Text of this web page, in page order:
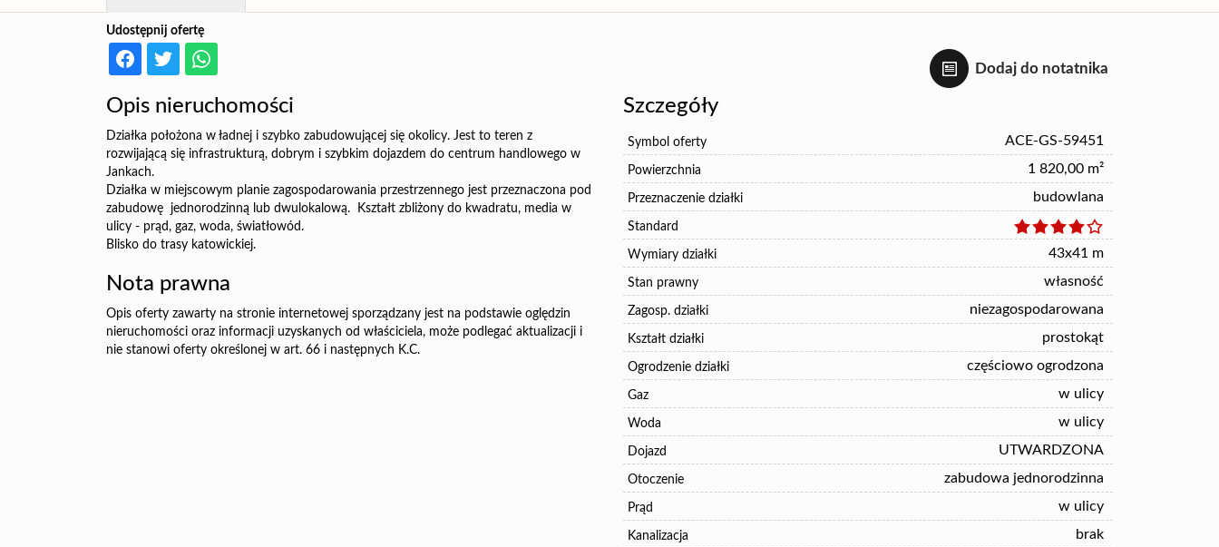
Dodaj do notatnika
Udostępnij ofertę
Opis nieruchomości
Działka położona w ładnej i szybko zabudowującej się okolicy. Jest to teren z
rozwijającą się infrastrukturą, dobrym i szybkim dojazdem do centrum handlowego w
Jankach.
Działka w miejscowym planie zagospodarowania przestrzennego jest przeznaczona pod
zabudowę jednorodzinną lub dwulokalową. Kształt zbliżony do kwadratu, media w
ulicy - prąd, gaz, woda, światłowód.
Blisko do trasy katowickiej.
Nota prawna
Opis oferty zawarty na stronie internetowej sporządzany jest na podstawie oględzin
nieruchomości oraz informacji uzyskanych od właściciela, może podlegać aktualizacji i
nie stanowi oferty określonej w art. 66 i następnych K.C.
Szczegóły
Symbol oferty ACE-GS-59451
Powierzchnia 1 820,00 m²
Przeznaczenie działki budowlana
Standard
Wymiary działki 43x41 m
Stan prawny własność
Zagosp. działki niezagospodarowana
Kształt działki prostokąt
Ogrodzenie działki częściowo ogrodzona
Gaz w ulicy
Woda w ulicy
Dojazd UTWARDZONA
Otoczenie zabudowa jednorodzinna
Prąd w ulicy
Kanalizacja brak